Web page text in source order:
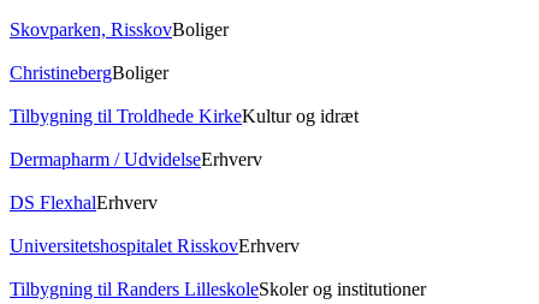
Skovparken, RisskovBoliger
ChristinebergBoliger
Tilbygning til Troldhede KirkeKultur og idræt
Dermapharm / UdvidelseErhverv
DS FlexhalErhverv
Universitetshospitalet RisskovErhverv
Tilbygning til Randers LilleskoleSkoler og institutioner